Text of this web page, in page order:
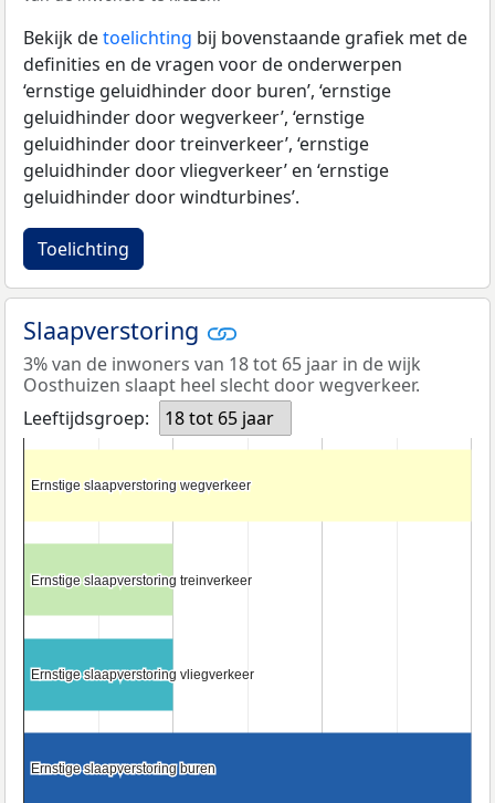
Bekijk detoelichting bij bovenstaande grafiek met de
definities en de vragen voor de onderwerpen
‘ernstige geluidhinder door buren’, ‘ernstige
geluidhinder door wegverkeer’, ‘ernstige
geluidhinder door treinverkeer’, ‘ernstige
geluidhinder door vliegverkeer’ en ‘ernstige
geluidhinder door windturbines’.
Toelichting
Slaapverstoring
3% van de inwoners van 18 tot 65 jaar in de wijk
Oosthuizen slaapt heel slecht door wegverkeer.
Leeftijdsgroep:
18 tot 65 jaar
Ernstige slaapverstoring wegverkeer
Ernstige slaapverstoring wegverkeer
Ernstige slaapverstoring treinverkeer
Ernstige slaapverstoring treinverkeer
Ernstige slaapverstoring vliegverkeer
Ernstige slaapverstoring vliegverkeer
Ernstige slaapverstoring buren
Ernstige slaapverstoring buren